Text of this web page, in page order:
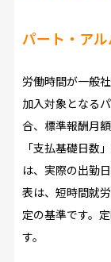
パート・ア
労働時間が一般
加入対象となる
合、標準報酬月
「支払基礎日数
は、実際の出勤
表は、短時間就
定の基準です。
す。